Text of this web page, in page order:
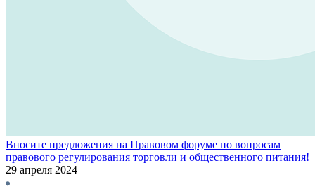
Вносите предложения на Правовом форуме по вопросам
правового регулирования торговли и общественного питания!
29 апреля 2024